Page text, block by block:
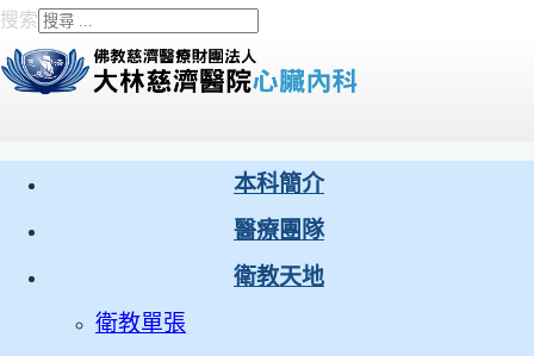
搜索
Type 2 or more characters
for results.
本科簡介
醫療團隊
衛教天地
衛教單張